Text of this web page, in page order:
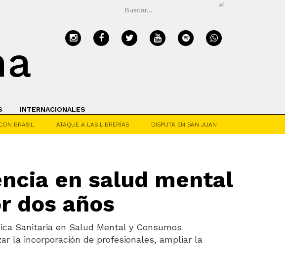
⏎
INTERNACIONALES
BRASIL ATAQUE A LAS LIBRERÍAS DISPUTA EN SAN JUAN
en salud mental
dos años
Sanitaria en Salud Mental y Consumos
la incorporación de profesionales, ampliar la